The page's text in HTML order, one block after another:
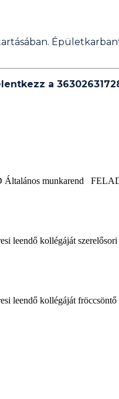
a
munkarend
leendő kollégáját
leendő kollégáját